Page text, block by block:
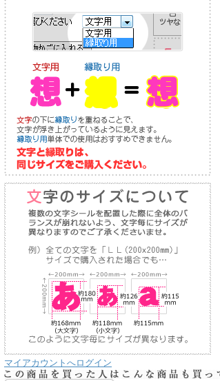
マイアカウントへログイン